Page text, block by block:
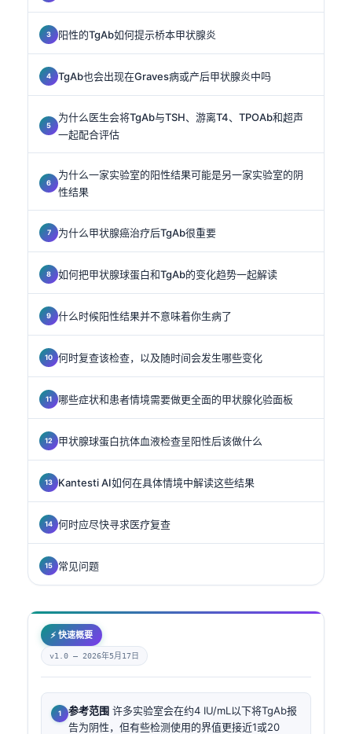
阳性的TgAb如何提示桥本甲状腺炎
TgAb也会出现在Graves病或产后甲状腺炎中吗
为什么医生会将TgAb与TSH、游离T4、TPOAb和超声
一起配合评估
为什么一家实验室的阳性结果可能是另一家实验室的阴
性结果
为什么甲状腺癌治疗后TgAb很重要
如何把甲状腺球蛋白和TgAb的变化趋势一起解读
什么时候阳性结果并不意味着你生病了
何时复查该检查，以及随时间会发生哪些变化
哪些症状和患者情境需要做更全面的甲状腺化验面板
甲状腺球蛋白抗体血液检查呈阳性后该做什么
Kantesti AI如何在具体情境中解读这些结果
何时应尽快寻求医疗复查
常见问题
⚡ 快速概要
v1.0 — 2026年5月17日
参考范围 许多实验室会在约4 IU/mL以下将TgAb报
告为阴性，但有些检测使用的界值更接近1或20